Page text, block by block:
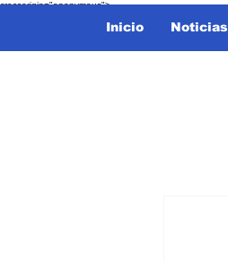
crossorigin="anonymous">
Inicio Noticias